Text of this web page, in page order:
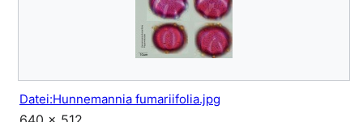
Datei:Hunnemannia fumariifolia.jpg